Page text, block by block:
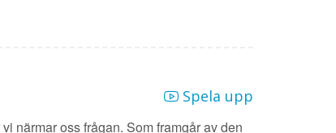
Spela upp
närmar oss frågan. Som framgår av den